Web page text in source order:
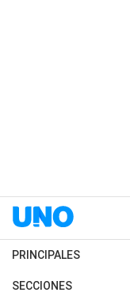
PRINCIPALES
Últimas Noticias
SECCIONES